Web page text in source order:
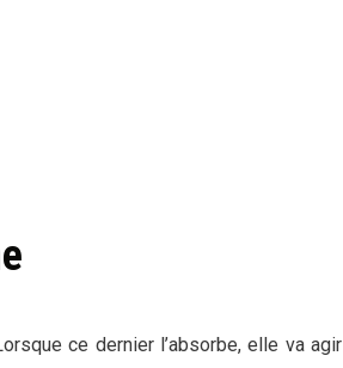
ce dernier l’absorbe, elle va agir